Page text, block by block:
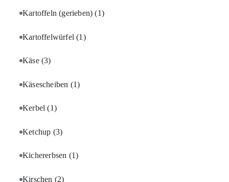
Kartoffeln (gerieben)(1)
Kartoffelwürfel(1)
Käse (3)
Käsescheiben (1)
Kerbel(1)
Ketchup (3)
Kichererbsen (1)
Kirschen (2)